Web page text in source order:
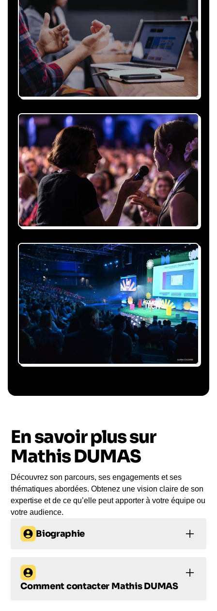
Recevez une proposition
sous 24h
Expliquez-nous vos besoins, on vous répond
sous 24h avec une proposition
personnalisée, claire et adaptée à votre
événement et à vos contraintes.
Nous nous occupons de
tout
Gestion du planning, échanges avec le
conférencier, coordination logistique : vous
êtes accompagné à chaque étape, sans perte
de temps ni complication.
Le conférencier vient à
Le jour de la conférence, l’intervenant se
rend sur votre évènement pour une prise de
parole impactante, engageante et sur-mesure
En savoir plus sur
Mathis DUMAS
Découvrez son parcours, ses engagements et ses
thématiques abordées. Obtenez une vision claire de son
expertise et de ce qu’elle peut apporter à votre équipe ou
votre audience.
Biographie
Expert de la
Performance au
Comment contacter Mathis DUMAS